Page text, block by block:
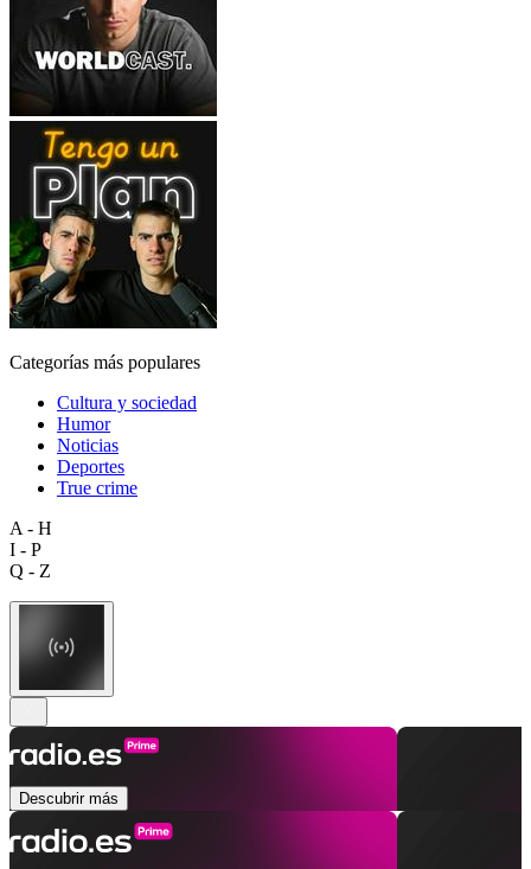
Categorías más populares
Cultura y sociedad
Humor
Noticias
Deportes
True crime
A - H
I - P
Q - Z
Descubrir más